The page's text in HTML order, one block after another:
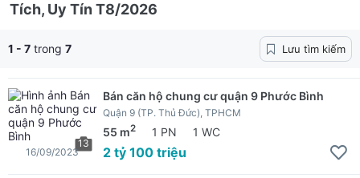
Tích, Uy Tín T8/2026
1 - 7 trong 7 Lưu tìm kiếm
13
Bán căn hộ chung cư quận 9 Phước Bình
Quận 9 (TP. Thủ Đức), TPHCM
55 m2 1 PN 1 WC
2 tỷ 100 triệu
16/09/2023